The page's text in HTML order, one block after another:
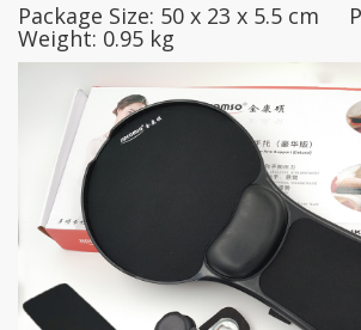
Package Size: 50 x 23 x 5.5 cm
Weight: 0.95 kg